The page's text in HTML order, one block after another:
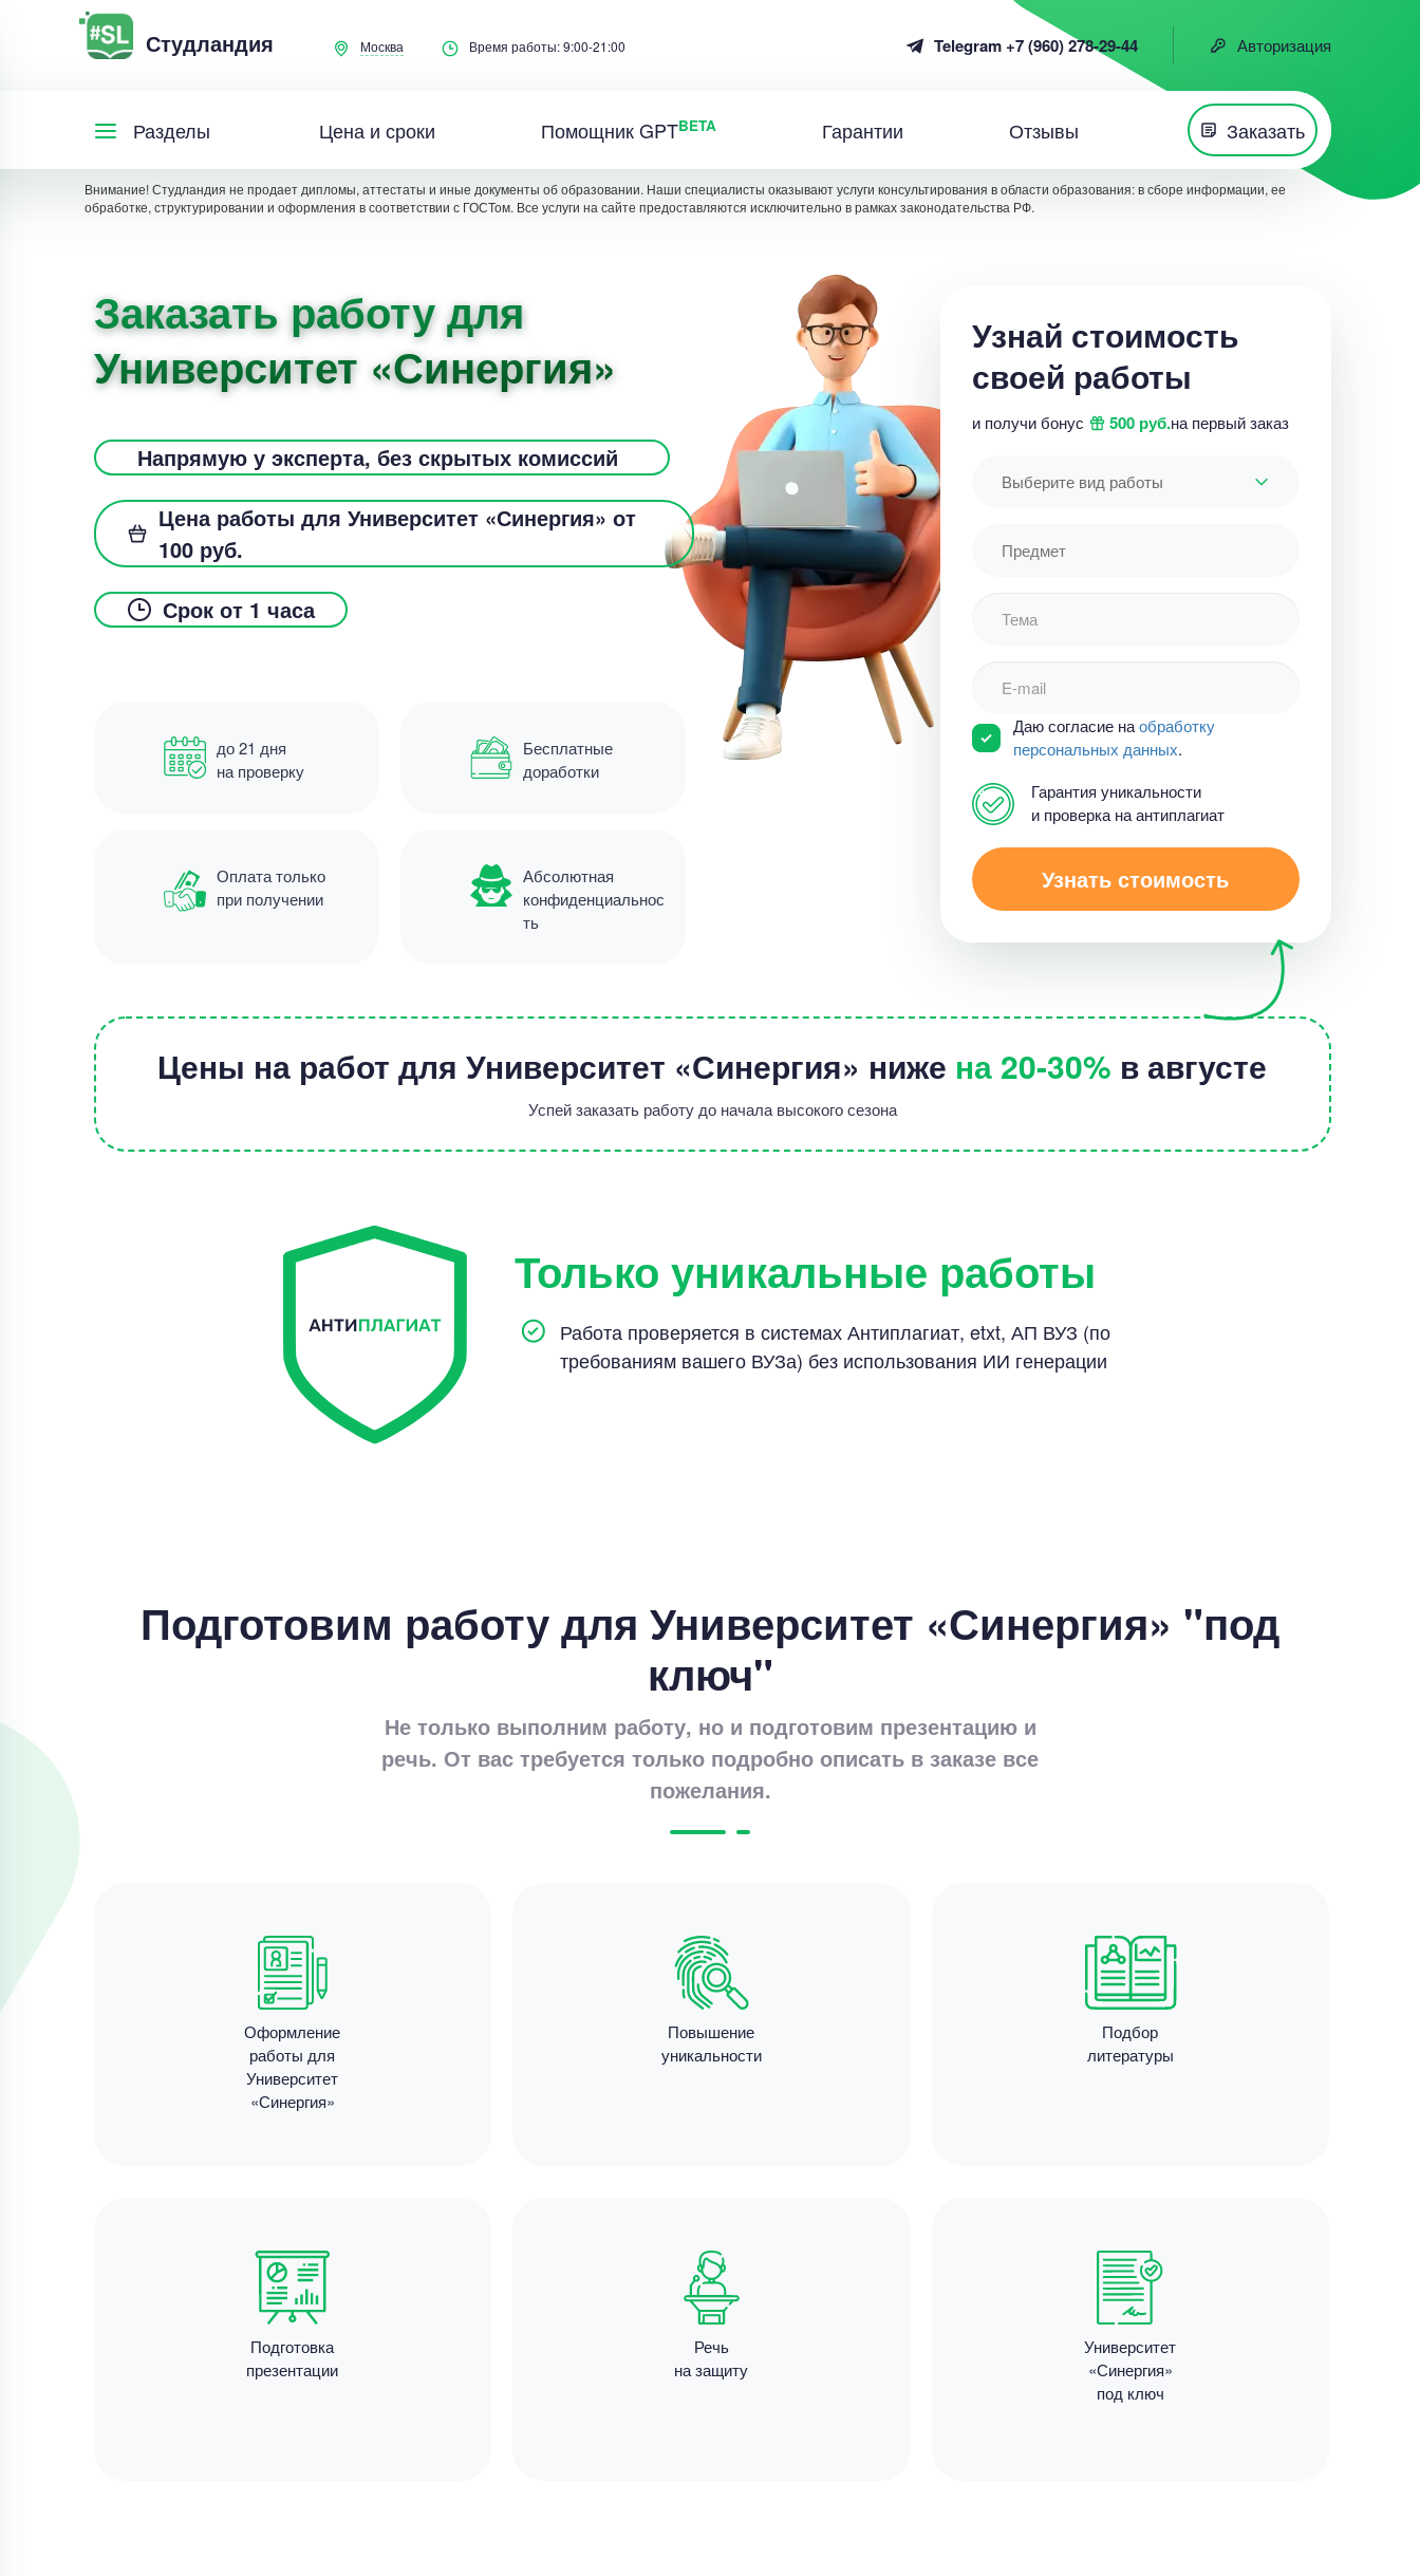
Студландия Москва Время работы: 9:00-21:00 Telegram +7 (960) 278-29-44 Авторизация
Разделы Цена и сроки Помощник GPTBETA Гарантии Отзывы Заказать
Внимание! Студландия не продает дипломы, аттестаты и иные документы об образовании. Наши специалисты оказывают услуги консультирования в области образования: в сборе информации, ее
обработке, структурировании и оформления в соответствии с ГОСТом. Все услуги на сайте предоставляются исключительно в рамках законодательства РФ.
Заказать работу для
Университет «Синергия»
Напрямую у эксперта, без скрытых комиссий
Цена работы для Университет «Синергия» от
100 руб.
Срок от 1 часа
до 21 дня
на проверку
Бесплатные
доработки
Оплата только
при получении
Абсолютная
конфиденциальнос
ть
Узнай стоимость
своей работы
и получи бонус 500 руб.на первый заказ
Выберите вид работы
Даю согласие наобработку
персональных данных.
Гарантия уникальности
и проверка на антиплагиат
Узнать стоимость
Цены на работ для Университет «Синергия» ниже на 20-30% в августе
Успей заказать работу до начала высокого сезона
Только уникальные работы
Работа проверяется в системах Антиплагиат, etxt, АП ВУЗ (по
требованиям вашего ВУЗа) без использования ИИ генерации
Подготовим работу для Университет «Синергия» "под
ключ"
Не только выполним работу, но и подготовим презентацию и
речь. От вас требуется только подробно описать в заказе все
пожелания.
Оформление
работы для
Университет
«Синергия»
Повышение
уникальности
Подбор
литературы
Подготовка
презентации
Речь
на защиту
Университет
«Синергия»
под ключ